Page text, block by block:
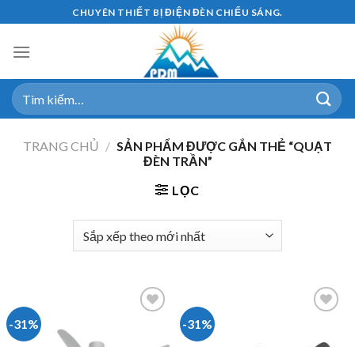
to
content
CHUYÊN THIẾT BỊ ĐIỆN ĐÈN CHIẾU SÁNG.
Tìm
kiếm:
TRANG CHỦ / SẢN PHẨM ĐƯỢC GẮN THẺ “QUẠT
ĐÈN TRẦN”
LỌC
-31% -31%